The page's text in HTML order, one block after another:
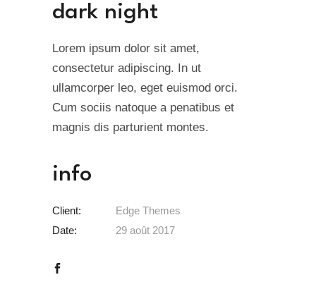
dark night
Lorem ipsum dolor sit amet,
consectetur adipiscing. In ut
ullamcorper leo, eget euismod orci.
Cum sociis natoque a penatibus et
magnis dis parturient montes.
info
Client:
Edge Themes
Date:
29 août 2017